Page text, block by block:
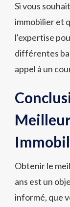
Si vous
immobilier et
l'expertise
différentes
appel à un
Obtenir le
ans est un
informé, que